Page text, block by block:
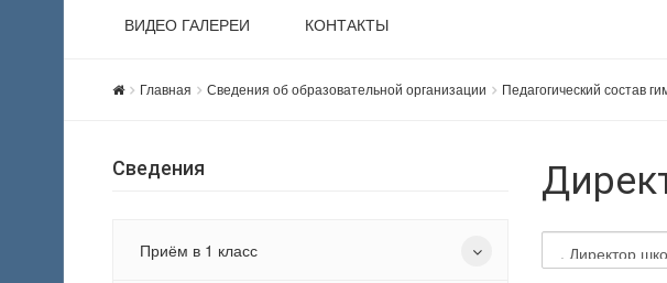
ВИДЕО ГАЛЕРЕИ КОНТАКТЫ
Главная Сведения об образовательной организации Педагогический состав
Сведения
Приём в 1 класс